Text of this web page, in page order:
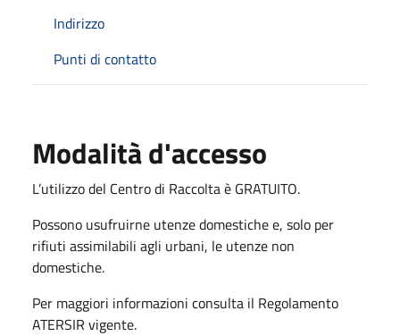
Indirizzo
Punti di contatto
Modalità d'accesso
L’utilizzo del Centro di Raccolta è GRATUITO.
Possono usufruirne utenze domestiche e, solo per
rifiuti assimilabili agli urbani, le utenze non
domestiche.
Per maggiori informazioni consulta il Regolamento
ATERSIR vigente.